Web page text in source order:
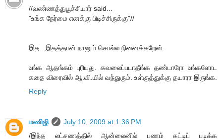
//வண்ணத்துபூச்சியார் said...
"உங்க நேர்மை எனக்கு பிடிச்சிருக்கு"//
இத.. இதத்தான் நானும் சொல்ல நினைக்கறேன்.
உங்க ஆதங்கம் புரியுது. கவலைப்படாதீங்க தண்டாரோ உங்களோட
கதை விரைவில் ஆ.வி.யில் வந்துரும். உள்குத்துக்கு தயாரா இருங்க.
Reply
மணிஜி
July 10, 2009 at 1:36 PM
/இந்த லட்சணத்தில் ஆன்லைனில் பணம் கட்டிப் படிக்க